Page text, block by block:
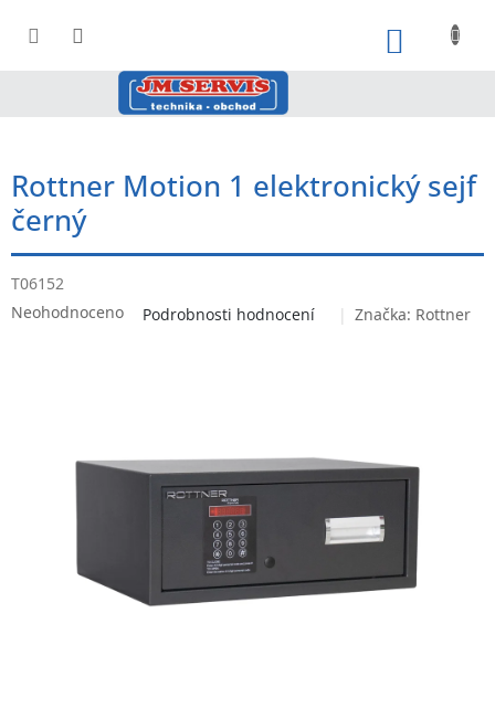
Rottner Motion 1 elektronický sejf
černý
T06152
Průměrné
hvězdiček.
Neohodnoceno Podrobnosti hodnocení Značka: Rottner